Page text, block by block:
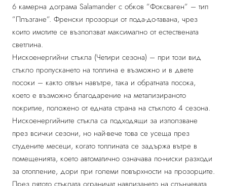
6 камерна дограма Salamander с обков ”Фоксваген” – тип
”Плъзгане”. Френски прозорци от пода-до-тавана, чрез
които имотите се възползват максимално от естествената
светлина.
Нискоенергийни стъкла (Четири сезона) – при този вид
стъкло пропускането на топлина е възможно и в двете
посоки – както отвън навътре, така и обратната посока,
което е възможно благодарение на метализираното
покритие, положено от едната страна на стъклото 4 сезона.
Нискоенергийните стъкла са подходящи за използване
през всички сезони, но най-вече това се усеща през
студените месеци, когато топлината се задържа вътре в
помещенията, което автоматично означава по-ниски разходи
за отопление, дори при големи повърхности на прозорците.